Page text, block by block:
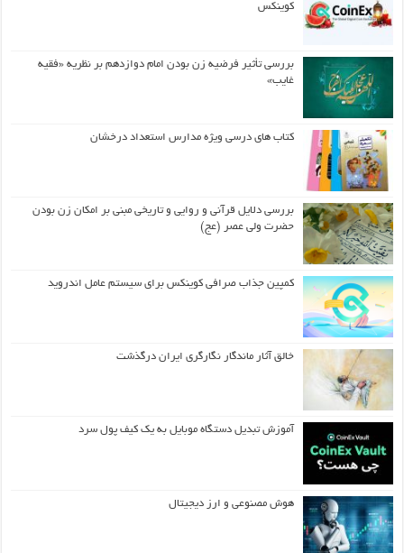
کوینکس
بررسی تأثیر فرضیه زن بودن امام دوازدهم بر نظریه «فقیه
غایب»
کتاب های درسی ویژه مدارس استعداد درخشان
بررسی دلایل قرآنی و روایی و تاریخی مبنی بر امکان زن بودن
حضرت ولی عصر (عج)
کمپین جذاب صرافی کوینکس برای سیستم عامل اندروید
خالق آثار ماندگار نگارگری ایران درگذشت
آموزش تبدیل دستگاه موبایل به یک کیف‌ پول سرد
هوش مصنوعی و ارز دیجیتال